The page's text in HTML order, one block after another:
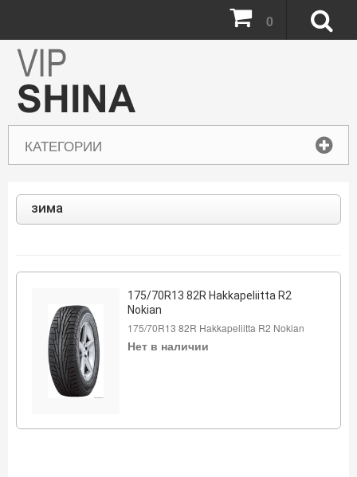
КАТЕГОРИИ
0
зима
175/70R13 82R Hakkapeliitta R2
Nokian
175/70R13 82R Hakkapeliitta R2 Nokian
Нет в наличии